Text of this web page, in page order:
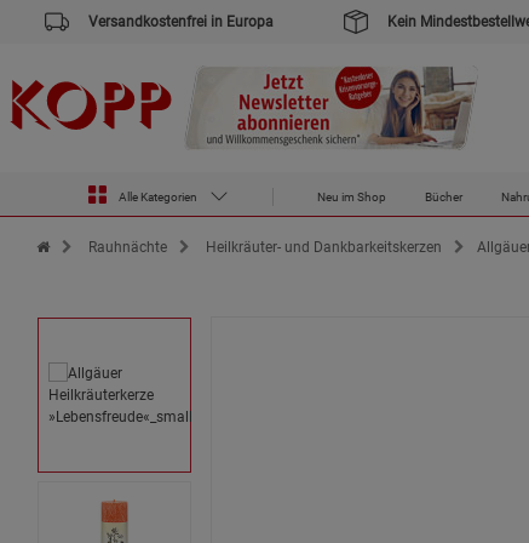
Versandkostenfrei in Europa Kein
Alle Kategorien Neu im Shop Bücher
Zur Startseite des Kopp Verlag Online-Shop
Rauhnächte Heilkräuter- und Dankbarkeitskerzen